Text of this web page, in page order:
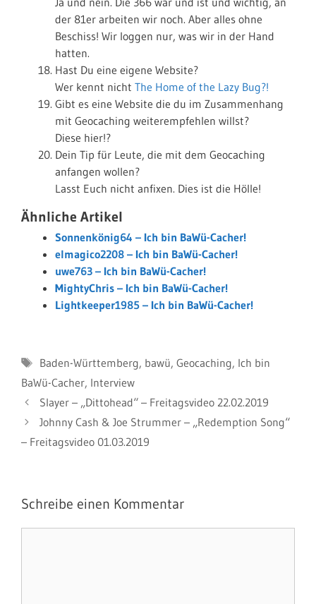
der 81er arbeiten wir noch. Aber alles ohne
Beschiss! Wir loggen nur, was wir in der Hand
hatten.
Hast Du eine eigene Website?
Wer kennt nicht The Home of the Lazy Bug?!
Gibt es eine Website die du im Zusammenhang
mit Geocaching weiterempfehlen willst?
Diese hier!?
Dein Tip für Leute, die mit dem Geocaching
anfangen wollen?
Lasst Euch nicht anfixen. Dies ist die Hölle!
Ähnliche Artikel
Sonnenkönig64 – Ich bin BaWü-Cacher!
elmagico2208 – Ich bin BaWü-Cacher!
uwe763 – Ich bin BaWü-Cacher!
MightyChris – Ich bin BaWü-Cacher!
Lightkeeper1985 – Ich bin BaWü-Cacher!
Schlagwörter
Baden-Württemberg, bawü, Geocaching, Ich bin
BaWü-Cacher, Interview
Slayer – „Dittohead“ – Freitagsvideo 22.02.2019
Johnny Cash & Joe Strummer – „Redemption Song“
– Freitagsvideo 01.03.2019
Schreibe einen Kommentar